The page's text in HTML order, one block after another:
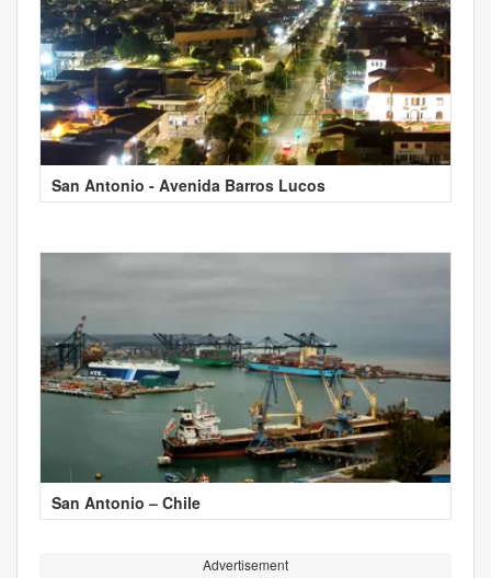
San Antonio - Avenida Barros Lucos
San Antonio – Chile
Advertisement